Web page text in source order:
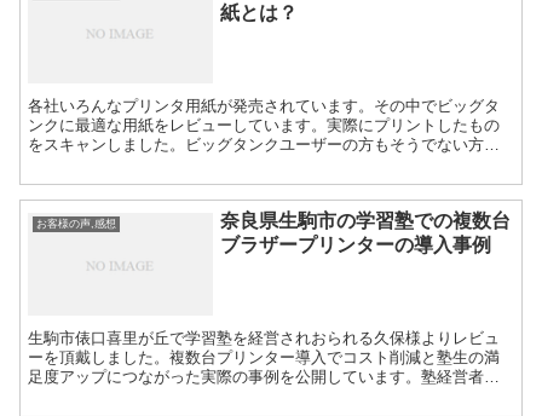
紙とは？
各社いろんなプリンタ用紙が発売されています。その中でビッグタ
ンクに最適な用紙をレビューしています。実際にプリントしたもの
をスキャンしました。ビッグタンクユーザーの方もそうでない方も
供です。
お客様の声,感想
奈良県生駒市の学習塾での複数台
ブラザープリンターの導入事例
生駒市俵口喜里が丘で学習塾を経営されおられる久保様よりレビュ
ーを頂戴しました。複数台プリンター導入でコスト削減と塾生の満
足度アップにつながった実際の事例を公開しています。塾経営者の